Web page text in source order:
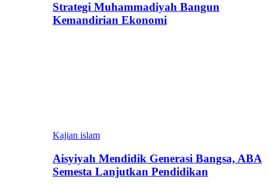
Strategi Muhammadiyah Bangun
Kemandirian Ekonomi
Kajian islam
Aisyiyah Mendidik Generasi Bangsa, ABA
Semesta Lanjutkan Pendidikan